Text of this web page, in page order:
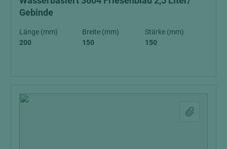
Gebinde
Länge (mm)
200
Breite (mm)
150
Stärke (mm)
150